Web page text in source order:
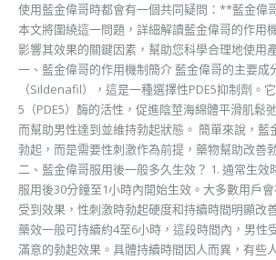
使用藍金偉哥時都會有一個共同疑問：**藍金偉
本文將圍繞這一問題，詳細解讀藍金偉哥的作用
影響其效果的關鍵因素，幫助您科學合理地使用
一、藍金偉哥的作用機制簡介 藍金偉哥的主要成
（Sildenafil），這是一種選擇性PDE5抑制劑。
5（PDE5）酶的活性，促進陰莖海綿體平滑肌鬆
而幫助男性達到並維持勃起狀態。 簡單來說，藍
勃起，而是需要性刺激作為前提，藥物幫助改善
二、藍金偉哥服用後一般多久生效？ 1. 通常生效
服用後30分鐘至1小時內開始生效。大多數用戶
受到效果，性刺激時勃起硬度和持續時間明顯改
藥效一般可持續約4至6小時，這段時間內，男性
滿意的勃起效果。具體持續時間因人而異，有些